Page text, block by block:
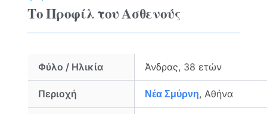
Το Προφίλ του Ασθενούς
Φύλο / Ηλικία Άνδρας, 38 ετών
Περιοχή Νέα Σμύρνη, Αθήνα